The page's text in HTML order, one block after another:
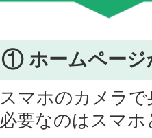
① ホームページ
スマホのカメラ
必要なのはスマ